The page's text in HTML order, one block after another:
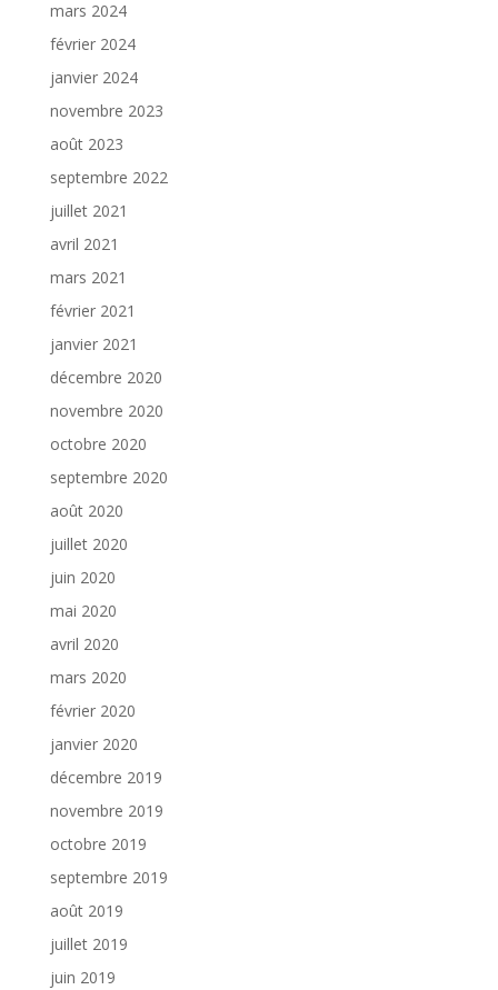
mars 2024
février 2024
janvier 2024
novembre 2023
août 2023
septembre 2022
juillet 2021
avril 2021
mars 2021
février 2021
janvier 2021
décembre 2020
novembre 2020
octobre 2020
septembre 2020
août 2020
juillet 2020
juin 2020
mai 2020
avril 2020
mars 2020
février 2020
janvier 2020
décembre 2019
novembre 2019
octobre 2019
septembre 2019
août 2019
juillet 2019
juin 2019